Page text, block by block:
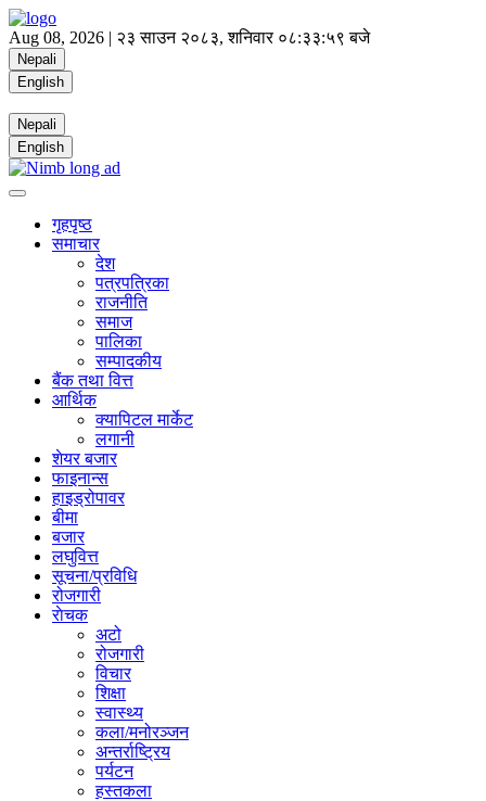
Aug 08, 2026 | २३ साउन २०८३, शनिवार ०८:३३:५९ बजे
Nepali
English
Nepali
English
गृहपृष्ठ
समाचार
देश
पत्रपत्रिका
राजनीति
समाज
पालिका
सम्पादकीय
बैंक तथा वित्त
आर्थिक
क्यापिटल मार्केट
लगानी
शेयर बजार
फाइनान्स
हाइड्रोपावर
बीमा
बजार
लघुवित्त
सूचना/प्रविधि
रोजगारी
राेचक
अटो
रोजगारी
विचार
शिक्षा
स्वास्थ्य
कला/मनोरञ्जन
अन्तर्राष्ट्रिय
पर्यटन
हस्तकला